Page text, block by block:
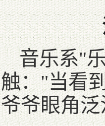
音乐系"
触："当看
爷爷眼角